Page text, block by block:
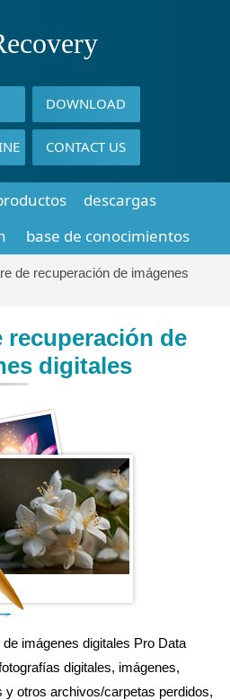
DOWNLOAD
CONTACT US
descargas
base de conocimientos
de recuperación de imágenes
recuperación de
digitales
imágenes digitales Pro Data
digitales, imágenes,
y otros archivos/carpetas perdidos,